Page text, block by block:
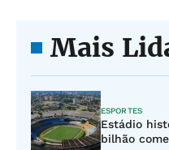
Mais
ESPORTES
Estádio
bilhão